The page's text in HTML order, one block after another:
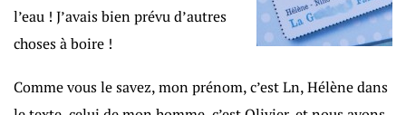
l’eau ! J’avais bien prévu d’autres
choses à boire !
Comme vous le savez, mon prénom, c’est Ln, Hélène dans